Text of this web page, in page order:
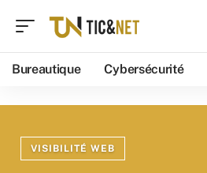
Bureautique Cybersécurité
VISIBILITÉ WEB